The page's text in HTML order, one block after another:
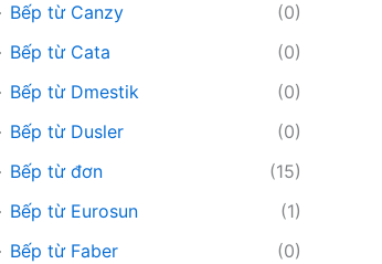
Bếp từ Canzy
(0)
Bếp từ Cata
(0)
Bếp từ Dmestik
(0)
Bếp từ Dusler
(0)
Bếp từ đơn
(15)
Bếp từ Eurosun
(1)
Bếp từ Faber
(0)